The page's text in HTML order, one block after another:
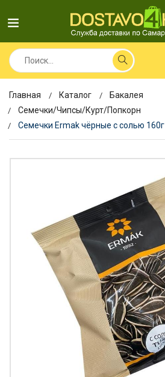
Главная Каталог
Бакалея
Семечки/Чипсы/Курт/Попкорн
Семечки Ermak чёрные с солью 160г